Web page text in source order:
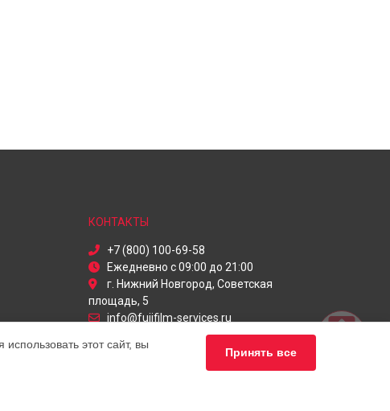
КОНТАКТЫ
+7 (800) 100-69-58
Ежедневно с 09:00 до 21:00
г. Нижний Новгород, Советская
площадь, 5
info@fujifilm-services.ru
Политика конфиденциальности
этот сайт, вы
Принять все